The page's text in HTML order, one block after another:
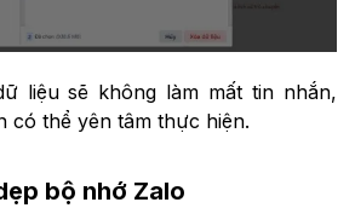
liệu sẽ không làm mất tin nhắn,
có thể yên tâm thực hiện.
bộ nhớ Zalo